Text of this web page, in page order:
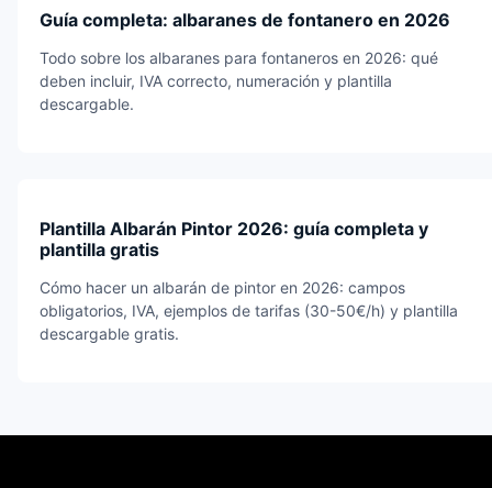
Guía completa: albaranes de fontanero en 2026
Todo sobre los albaranes para fontaneros en 2026: qué
deben incluir, IVA correcto, numeración y plantilla
descargable.
Plantilla Albarán Pintor 2026: guía completa y
plantilla gratis
Cómo hacer un albarán de pintor en 2026: campos
obligatorios, IVA, ejemplos de tarifas (30-50€/h) y plantilla
descargable gratis.